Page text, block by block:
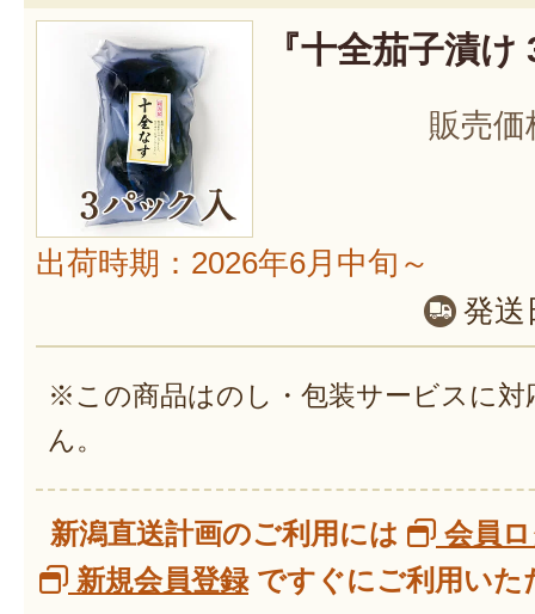
『十全茄子漬
販売価
出荷時期：2026年6月中旬～
発送
※この商品はのし・包装サービスに対
ん。
新潟直送計画のご利用には
会員
新規会員登録ですぐにご利用いた